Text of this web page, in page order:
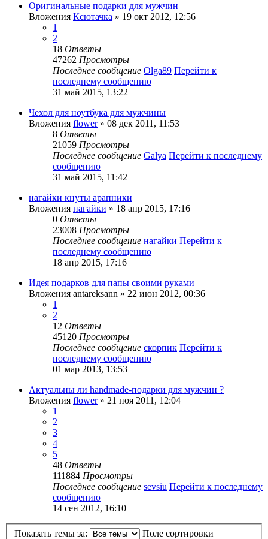
Оригинальные подарки для мужчин
Вложения Ксютачка » 19 окт 2012, 12:56
1
2
18 Ответы
47262 Просмотры
Последнее сообщение Olga89 Перейти к
последнему сообщению
31 май 2015, 13:22
Чехол для ноутбука для мужчины
Вложения flower» 08 дек 2011, 11:53
8 Ответы
21059 Просмотры
Последнее сообщение Galya Перейти к последнему
сообщению
31 май 2015, 11:42
нагайки кнуты арапники
Вложения нагайки » 18 апр 2015, 17:16
0 Ответы
23008 Просмотры
Последнее сообщение нагайки Перейти к
последнему сообщению
18 апр 2015, 17:16
Идея подарков для папы своими руками
Вложения antareksann » 22 июн 2012, 00:36
1
2
12 Ответы
45120 Просмотры
Последнее сообщение скорпик Перейти к
последнему сообщению
01 мар 2013, 13:53
Актуальны ли handmade-подарки для мужчин ?
Вложения flower» 21 ноя 2011, 12:04
1
2
3
4
5
48 Ответы
111884 Просмотры
Последнее сообщение sevsiu Перейти к последнему
сообщению
14 сен 2012, 16:10
Показать темы за: Поле сортировки